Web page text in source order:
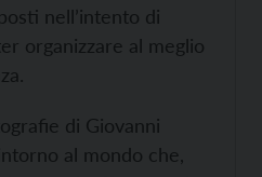
nell’intento di
organizzare al meglio
di Giovanni
al mondo che,